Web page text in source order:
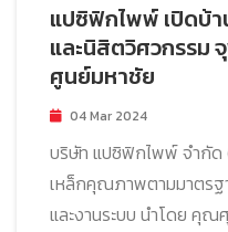
แปซิฟิกไพพ์ เปิดบ้
และนิสิตวิศวกรรม
ศูนย์มหาชัย
04 Mar 2024
บริษัท แปซิฟิกไพพ์ จำกัด
เหล็กคุณภาพตามมาตรฐ
และงานระบบ นำโดย คุ